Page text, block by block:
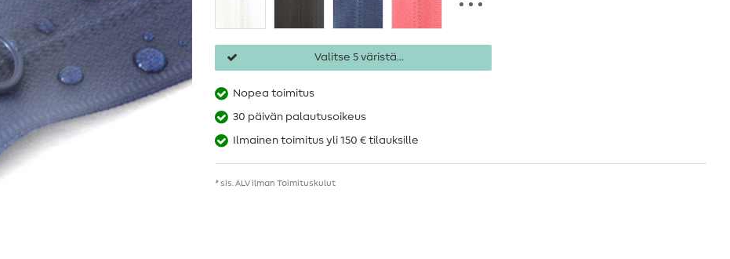
Valitse 5 väristä...
Nopea toimitus
30 päivän palautusoikeus
Ilmainen toimitus yli 150 € tilauksille
* sis. ALV ilman Toimituskulut